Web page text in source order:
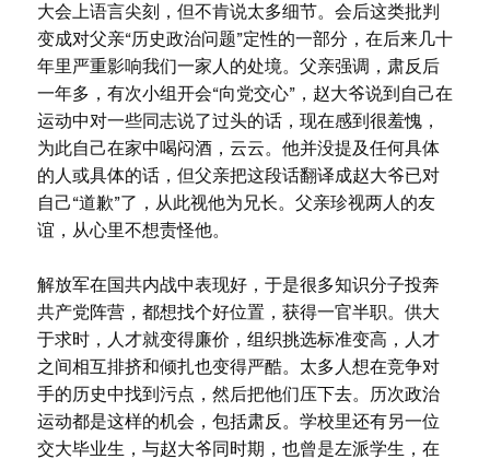
大会上语言尖刻，但不肯说太多细节。会后这类批判
变成对父亲“历史政治问题”定性的一部分，在后来几十
年里严重影响我们一家人的处境。父亲强调，肃反后
一年多，有次小组开会“向党交心”，赵大爷说到自己在
运动中对一些同志说了过头的话，现在感到很羞愧，
为此自己在家中喝闷酒，云云。他并没提及任何具体
的人或具体的话，但父亲把这段话翻译成赵大爷已对
自己“道歉”了，从此视他为兄长。父亲珍视两人的友
谊，从心里不想责怪他。
解放军在国共内战中表现好，于是很多知识分子投奔
共产党阵营，都想找个好位置，获得一官半职。供大
于求时，人才就变得廉价，组织挑选标准变高，人才
之间相互排挤和倾扎也变得严酷。太多人想在竞争对
手的历史中找到污点，然后把他们压下去。历次政治
运动都是这样的机会，包括肃反。学校里还有另一位
交大毕业生，与赵大爷同时期，也曾是左派学生，在